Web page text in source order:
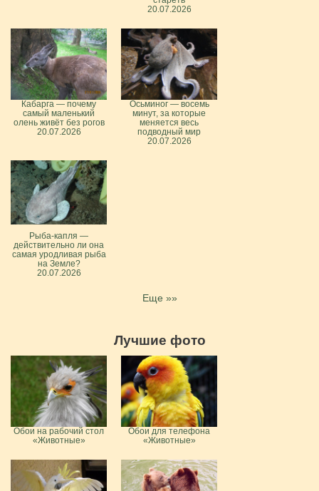
20.07.2026
Кабарга — почему
самый маленький
олень живёт без рогов
20.07.2026
Осьминог — восемь
минут, за которые
меняется весь
подводный мир
20.07.2026
Рыба-капля —
действительно ли она
самая уродливая рыба
на Земле?
20.07.2026
Еще »»
Лучшие фото
Обои на рабочий стол
«Животные»
Обои для телефона
«Животные»